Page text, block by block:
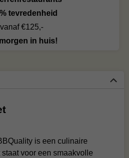
tevredenheid
vanaf €125,-
morgen in huis!
is een culinaire
voor een smaakvolle